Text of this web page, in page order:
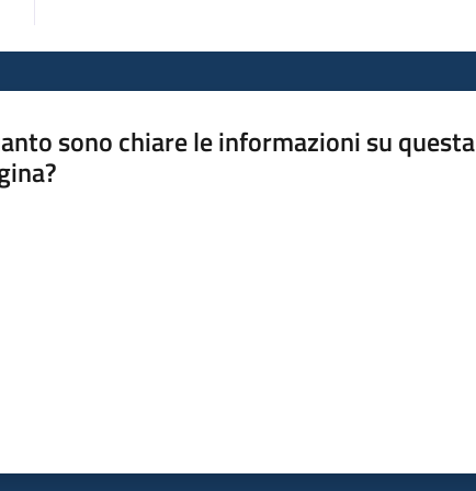
sono chiare le informazioni su questa